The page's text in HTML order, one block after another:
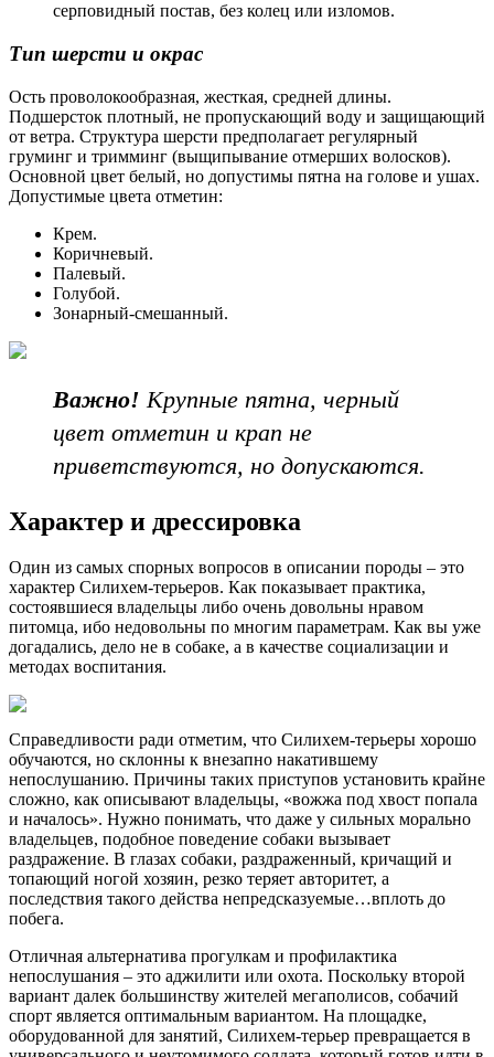
серповидный постав, без колец или изломов.
Тип шерсти и окрас
Ость проволокообразная, жесткая, средней длины.
Подшерсток плотный, не пропускающий воду и защищающий
от ветра. Структура шерсти предполагает регулярный
груминг и тримминг (выщипывание отмерших волосков).
Основной цвет белый, но допустимы пятна на голове и ушах.
Допустимые цвета отметин:
Крем.
Коричневый.
Палевый.
Голубой.
Зонарный-смешанный.
Важно! Крупные пятна, черный
цвет отметин и крап не
приветствуются, но допускаются.
Характер и дрессировка
Один из самых спорных вопросов в описании породы – это
характер Cилихем-терьеров. Как показывает практика,
состоявшиеся владельцы либо очень довольны нравом
питомца, ибо недовольны по многим параметрам. Как вы уже
догадались, дело не в собаке, а в качестве социализации и
методах воспитания.
Справедливости ради отметим, что Cилихем-терьеры хорошо
обучаются, но склонны к внезапно накатившему
непослушанию. Причины таких приступов установить крайне
сложно, как описывают владельцы, «вожжа под хвост попала
и началось». Нужно понимать, что даже у сильных морально
владельцев, подобное поведение собаки вызывает
раздражение. В глазах собаки, раздраженный, кричащий и
топающий ногой хозяин, резко теряет авторитет, а
последствия такого действа непредсказуемые…вплоть до
побега.
Отличная альтернатива прогулкам и профилактика
непослушания – это аджилити или охота. Поскольку второй
вариант далек большинству жителей мегаполисов, собачий
спорт является оптимальным вариантом. На площадке,
оборудованной для занятий, Силихем-терьер превращается в